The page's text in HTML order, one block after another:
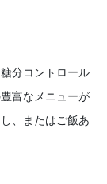
分コントロール
富なメニューが
、またはご飯あ